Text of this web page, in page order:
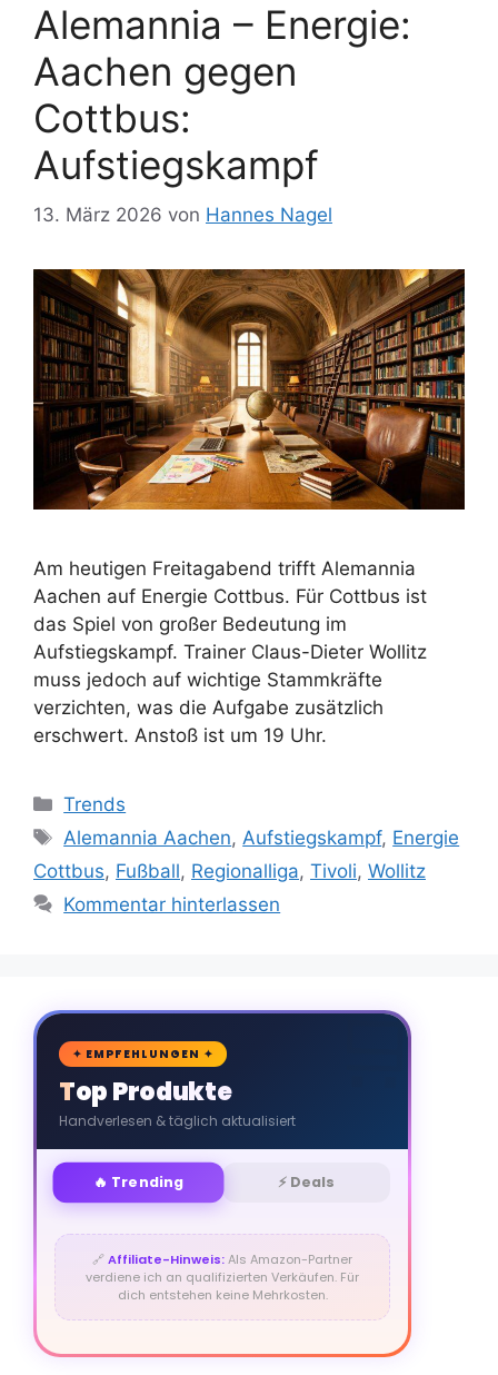
Alemannia – Energie:
Aachen gegen
Cottbus:
Aufstiegskampf
13. März 2026 von Hannes Nagel
Am heutigen Freitagabend trifft Alemannia
Aachen auf Energie Cottbus. Für Cottbus ist
das Spiel von großer Bedeutung im
Aufstiegskampf. Trainer Claus-Dieter Wollitz
muss jedoch auf wichtige Stammkräfte
verzichten, was die Aufgabe zusätzlich
erschwert. Anstoß ist um 19 Uhr.
Kategorien
Trends
Schlagwörter
Alemannia Aachen,Aufstiegskampf, Energie
Cottbus, Fußball, Regionalliga, Tivoli, Wollitz
Kommentar hinterlassen
🛒
✦ EMPFEHLUNGEN ✦
Top Produkte
Handverlesen & täglich aktualisiert
🔥 Trending ⚡ Deals
🔗Affiliate-Hinweis:Als Amazon-Partner
verdiene ich an qualifizierten Verkäufen. Für
dich entstehen keine Mehrkosten.